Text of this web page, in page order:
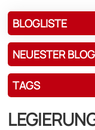
BLOGLISTE
NEUESTER BLOG
TAGS